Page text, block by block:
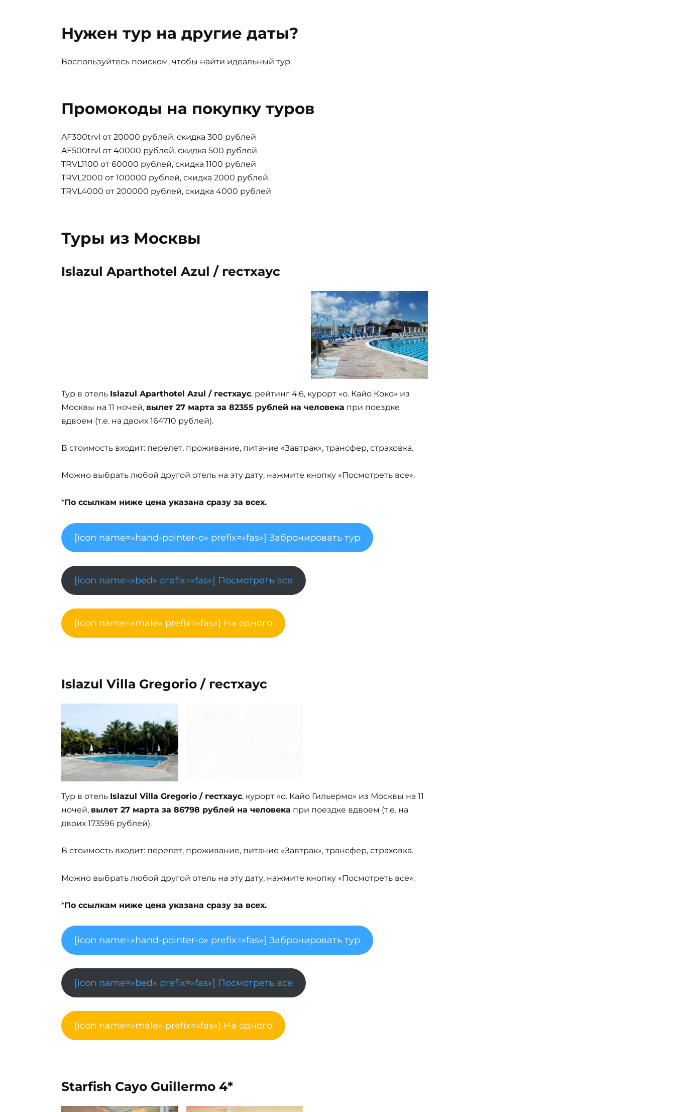
Нужен тур на другие даты?
Воспользуйтесь поиском, чтобы найти идеальный тур.
Промокоды на покупку туров
AF300trvl от 20000 рублей, скидка 300 рублей
AF500trvl от 40000 рублей, скидка 500 рублей
TRVL1100 от 60000 рублей, скидка 1100 рублей
TRVL2000 от 100000 рублей, скидка 2000 рублей
TRVL4000 от 200000 рублей, скидка 4000 рублей
Туры из Москвы
Islazul Aparthotel Azul / гестхаус
Тур в отель Islazul Aparthotel Azul / гестхаус, рейтинг 4.6, курорт «о. Кайо Коко» из
Москвы на 11 ночей, вылет 27 марта за 82355 рублей на человека при поездке
вдвоем (т.е. на двоих 164710 рублей).
В стоимость входит: перелет, проживание, питание «Завтрак», трансфер, страховка.
Можно выбрать любой другой отель на эту дату, нажмите кнопку «Посмотреть все».
*По ссылкам ниже цена указана сразу за всех.
[icon name=»hand-pointer-o» prefix=»fas»] Забронировать тур
[icon name=»bed» prefix=»fas»] Посмотреть все
[icon name=»male» prefix=»fas»] На одного
Islazul Villa Gregorio / гестхаус
Тур в отель Islazul Villa Gregorio / гестхаус, курорт «о. Кайо Гильермо» из Москвы на 11
ночей, вылет 27 марта за 86798 рублей на человека при поездке вдвоем (т.е. на
двоих 173596 рублей).
В стоимость входит: перелет, проживание, питание «Завтрак», трансфер, страховка.
Можно выбрать любой другой отель на эту дату, нажмите кнопку «Посмотреть все».
*По ссылкам ниже цена указана сразу за всех.
[icon name=»hand-pointer-o» prefix=»fas»] Забронировать тур
[icon name=»bed» prefix=»fas»] Посмотреть все
[icon name=»male» prefix=»fas»] На одного
Starfish Cayo Guillermo 4*